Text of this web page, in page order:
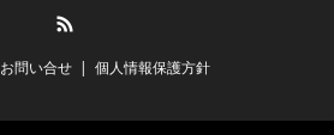
お問い合せ 個人情報保護方針